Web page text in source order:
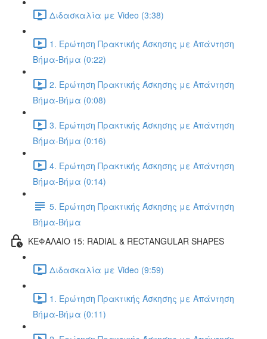
Διδασκαλία με Video (3:38)
1. Ερώτηση Πρακτικής Άσκησης με Απάντηση
Βήμα-Βήμα (0:22)
2. Ερώτηση Πρακτικής Άσκησης με Απάντηση
Βήμα-Βήμα (0:08)
3. Ερώτηση Πρακτικής Άσκησης με Απάντηση
Βήμα-Βήμα (0:16)
4. Ερώτηση Πρακτικής Άσκησης με Απάντηση
Βήμα-Βήμα (0:14)
5. Ερώτηση Πρακτικής Άσκησης με Απάντηση
Βήμα-Βήμα
ΚΕΦΑΛΑΙΟ 15: RADIAL & RECTANGULAR SHAPES
Διδασκαλία με Video (9:59)
1. Ερώτηση Πρακτικής Άσκησης με Απάντηση
Βήμα-Βήμα (0:11)